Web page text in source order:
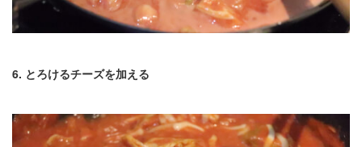
6. とろけるチーズを加える